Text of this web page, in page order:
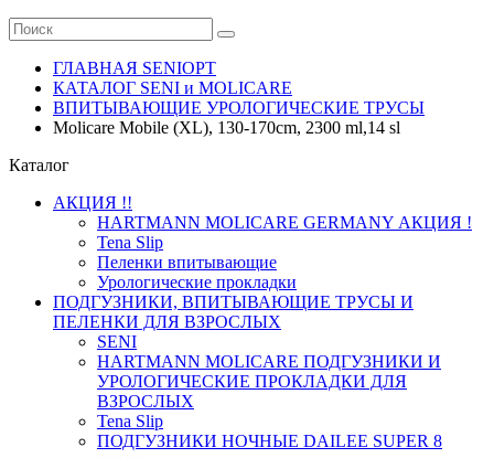
ГЛАВНАЯ SENIOPT
КАТАЛОГ SENI и MOLICARE
ВПИТЫВАЮЩИЕ УРОЛОГИЧЕСКИЕ ТРУСЫ
Molicare Mobile (XL), 130-170cm, 2300 ml,14 sl
Каталог
АКЦИЯ !!
HARTMANN MOLICARE GERMANY АКЦИЯ !
Tena Slip
Пеленки впитывающие
Урологические прокладки
ПОДГУЗНИКИ, ВПИТЫВАЮЩИЕ ТРУСЫ И
ПЕЛЕНКИ ДЛЯ ВЗРОСЛЫХ
SENI
HARTMANN MOLICARE ПОДГУЗНИКИ И
УРОЛОГИЧЕСКИЕ ПРОКЛАДКИ ДЛЯ
ВЗРОСЛЫХ
Tena Slip
ПОДГУЗНИКИ НОЧНЫЕ DAILEE SUPER 8